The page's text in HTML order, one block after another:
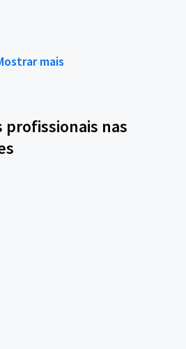
mais
nas